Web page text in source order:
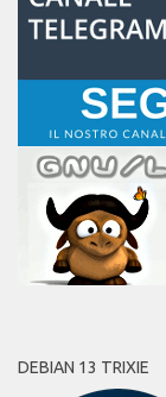
DEBIAN 13 TRIXIE